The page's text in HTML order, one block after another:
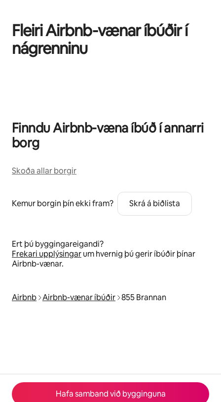
Hafa samband við bygginguna
Fleiri Airbnb-vænar íbúðir í
nágrenninu
Finndu Airbnb-væna íbúð í annarri
borg
Skoða allar borgir
Kemur borgin þín ekki fram? Skrá á biðlista
Ert þú byggingareigandi?
Frekari upplýsingarum hvernig þú gerir íbúðir þínar
Airbnb-vænar.
Airbnb Airbnb-vænar íbúðir 855 Brannan